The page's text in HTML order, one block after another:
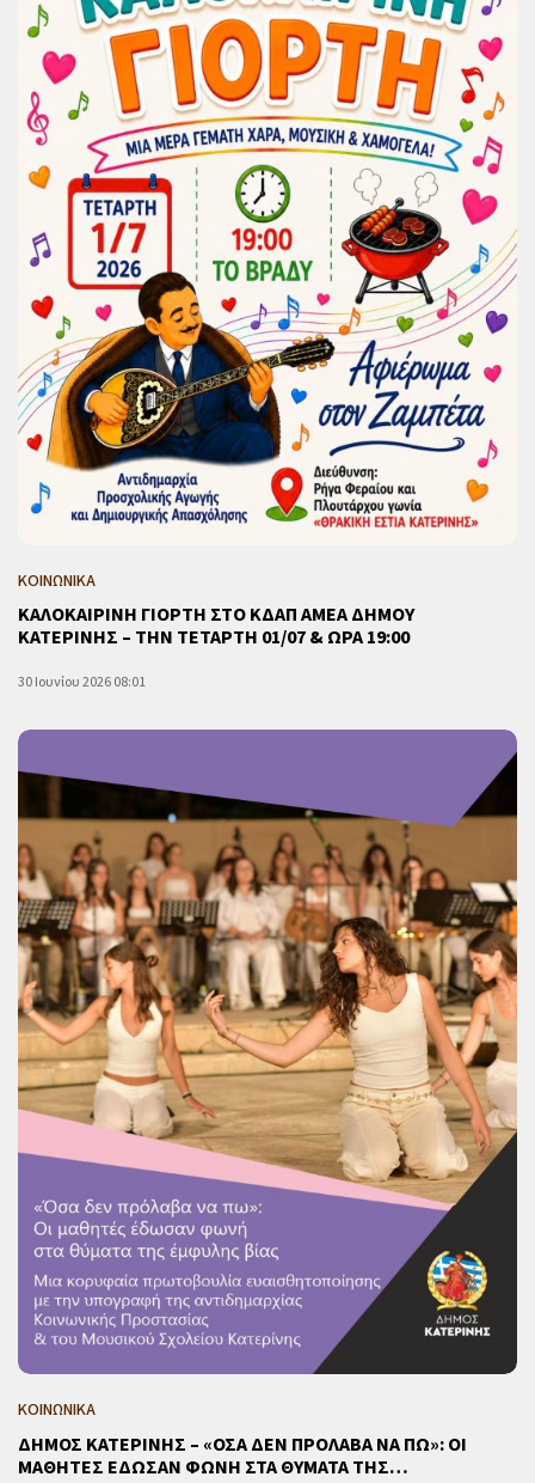
ΚΟΙΝΩΝΙΚΑ
ΚΑΛΟΚΑΙΡΙΝΗ ΓΙΟΡΤΗ ΣΤΟ ΚΔΑΠ ΑΜΕΑ ΔΗΜΟΥ
ΚΑΤΕΡΙΝΗΣ – ΤΗΝ ΤΕΤΑΡΤΗ 01/07 & ΩΡΑ 19:00
30 Ιουνίου 2026 08:01
ΚΟΙΝΩΝΙΚΑ
ΔΗΜΟΣ ΚΑΤΕΡΙΝΗΣ – «ΟΣΑ ΔΕΝ ΠΡΟΛΑΒΑ ΝΑ ΠΩ»: ΟΙ
ΜΑΘΗΤΕΣ ΕΔΩΣΑΝ ΦΩΝΗ ΣΤΑ ΘΥΜΑΤΑ ΤΗΣ…